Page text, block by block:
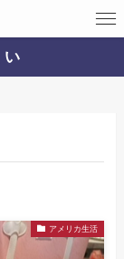
アメリカ生活